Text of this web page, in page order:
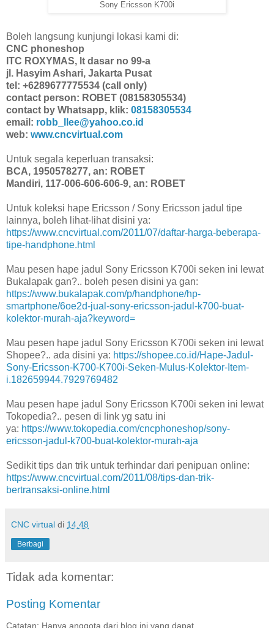
Sony Ericsson K700i
Boleh langsung kunjungi lokasi kami di:
CNC phoneshop
ITC ROXYMAS, lt dasar no 99-a
jl. Hasyim Ashari, Jakarta Pusat
tel: +6289677775534 (call only)
contact person: ROBET (08158305534)
contact by Whatsapp, klik: 08158305534
email: robb_llee@yahoo.co.id
web: www.cncvirtual.com
Untuk segala keperluan transaksi:
BCA, 1950578277, an: ROBET
Mandiri, 117-006-606-606-9, an: ROBET
Untuk koleksi hape Ericsson / Sony Ericsson jadul tipe
lainnya, boleh lihat-lihat disini ya:
https://www.cncvirtual.com/2011/07/daftar-harga-beberapa-
tipe-handphone.html
Mau pesen hape jadul Sony Ericsson K700i seken ini lewat
Bukalapak gan?.. boleh pesen disini ya gan:
https://www.bukalapak.com/p/handphone/hp-
smartphone/6oe2d-jual-sony-ericsson-jadul-k700-buat-
kolektor-murah-aja?keyword=
Mau pesen hape jadul Sony Ericsson K700i seken ini lewat
Shopee?.. ada disini ya: https://shopee.co.id/Hape-Jadul-
Sony-Ericsson-K700-K700i-Seken-Mulus-Kolektor-Item-
i.182659944.7929769482
Mau pesen hape jadul Sony Ericsson K700i seken ini lewat
Tokopedia?.. pesen di link yg satu ini
ya: https://www.tokopedia.com/cncphoneshop/sony-
ericsson-jadul-k700-buat-kolektor-murah-aja
Sedikit tips dan trik untuk terhindar dari penipuan online:
https://www.cncvirtual.com/2011/08/tips-dan-trik-
bertransaksi-online.html
CNC virtual di 14.48
Berbagi
Tidak ada komentar:
Posting Komentar
Catatan: Hanya anggota dari blog ini yang dapat